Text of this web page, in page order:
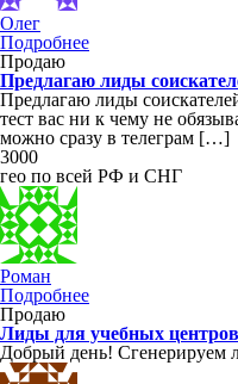
Олег
Подробнее
Продаю
Предлагаю лиды
Предлагаю лиды
тест вас ни к чему не
можно сразу в телеграм […]
3000
гео по всей РФ и СНГ
Роман
Подробнее
Продаю
Лиды для учебных центров
Добрый день! Сгенерируем